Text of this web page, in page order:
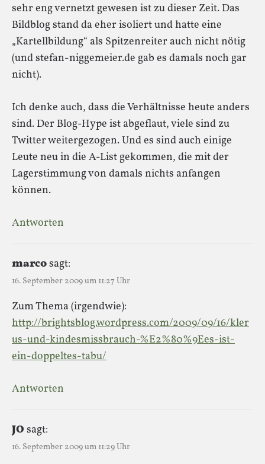
sehr eng vernetzt gewesen ist zu dieser Zeit. Das
Bildblog stand da eher isoliert und hatte eine
„Kartellbildung“ als Spitzenreiter auch nicht nötig
(und stefan-niggemeier.de gab es damals noch gar
nicht).
Ich denke auch, dass die Verhältnisse heute anders
sind. Der Blog-Hype ist abgeflaut, viele sind zu
Twitter weitergezogen. Und es sind auch einige
Leute neu in die A-List gekommen, die mit der
Lagerstimmung von damals nichts anfangen
können.
Antworten
marc0sagt:
16. September 2009 um 11:27 Uhr
Zum Thema (irgendwie):
http://brightsblog.wordpress.com/2009/09/16/kler
us-und-kindesmissbrauch-%E2%80%9Ees-ist-
ein-doppeltes-tabu/
Antworten
JO sagt:
16. September 2009 um 11:29 Uhr